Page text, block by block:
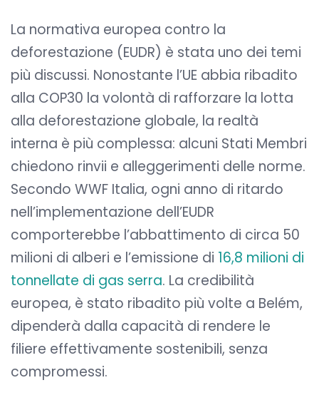
La normativa europea contro la
deforestazione (EUDR) è stata uno dei temi
più discussi. Nonostante l’UE abbia ribadito
alla COP30 la volontà di rafforzare la lotta
alla deforestazione globale, la realtà
interna è più complessa: alcuni Stati Membri
chiedono rinvii e alleggerimenti delle norme.
Secondo WWF Italia, ogni anno di ritardo
nell’implementazione dell’EUDR
comporterebbe l’abbattimento di circa 50
milioni di alberi e l’emissione di 16,8 milioni di
tonnellate di gas serra. La credibilità
europea, è stato ribadito più volte a Belém,
dipenderà dalla capacità di rendere le
filiere effettivamente sostenibili, senza
compromessi.